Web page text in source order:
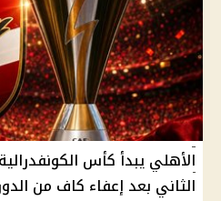
الأهلي يبدأ كأس
الثاني بعد إعفاء كاف من